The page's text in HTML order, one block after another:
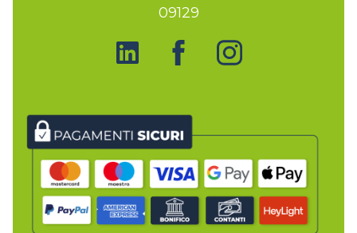
09129